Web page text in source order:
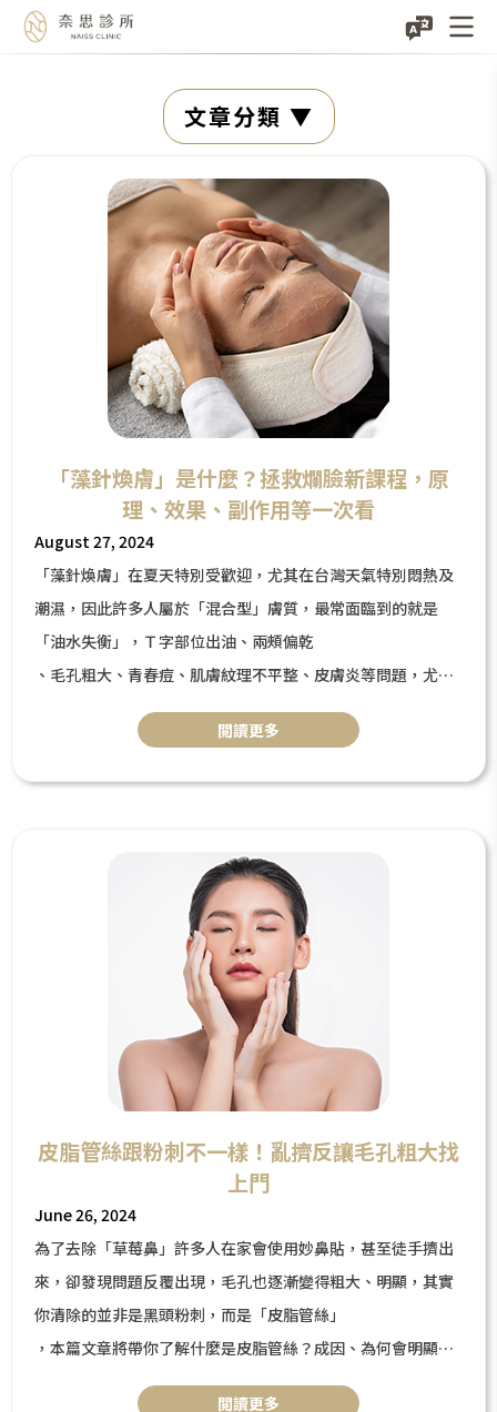
文章分類
「藻針煥膚」是什麼？拯救爛臉新課程，原
理、效果、副作用等一次看
August 27, 2024
「藻針煥膚」在夏天特別受歡迎，尤其在台灣天氣特別悶熱及
潮濕，因此許多人屬於「混合型」膚質，最常面臨到的就是
「油水失衡」，Ｔ字部位出油、兩頰偏乾
、毛孔粗大、青春痘、肌膚紋理不平整、皮膚炎等問題，尤其
是「粉刺」、「痘痘」及「出油現象」最讓人煩惱，因此想要
快速清除粉刺、治療痘痘、肌膚暗沉問題者，可以選擇夏日熱
下來一起來了解一下什麼是「藻針煥膚」吧！
閲讀更多
皮脂管絲跟粉刺不一樣！亂擠反讓毛孔粗大找
上門
June 26, 2024
為了去除「草莓鼻」許多人在家會使用妙鼻貼，甚至徒手擠出
來，卻發現問題反覆出現，毛孔也逐漸變得粗大、明顯，其實
你清除的並非是黑頭粉刺，而是「皮脂管絲」
，本篇文章將帶你了解什麼是皮脂管絲？成因、為何會明顯，
教你如何分辨與黑頭粉刺的差異，以及如何正確保養。
閲讀更多